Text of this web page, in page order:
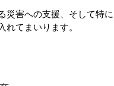
災害への支援、そして特に
てまいります。